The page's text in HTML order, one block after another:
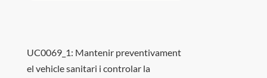
UC0069_1: Mantenir preventivament
el vehicle sanitari i controlar la